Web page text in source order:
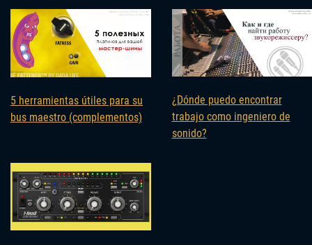
5 herramientas útiles para su
bus maestro (complementos)
¿Dónde puedo encontrar
trabajo como ingeniero de
sonido?